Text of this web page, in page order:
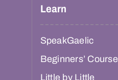
Learn
SpeakGaelic
Beginners’ Course
Little by Little